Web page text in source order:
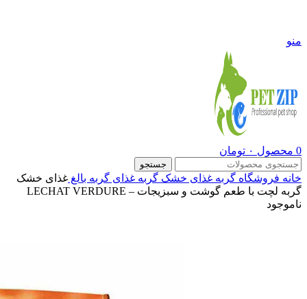
منو
0 محصول ۰ تومان
جستجو
خانه فروشگاه گربه غذای خشک گربه غذای گربه بالغ غذای خشک
گربه لچت با طعم گوشت و سبزیجات – LECHAT VERDURE
ناموجود